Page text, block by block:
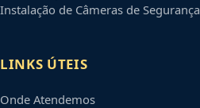
Instalação de Câmeras de Segurança
LINKS ÚTEIS
Onde Atendemos